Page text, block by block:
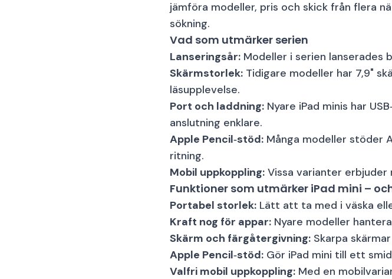
jämföra modeller, pris och skick från flera
sökning.
Vad som utmärker serien
Lanseringsår: Modeller i serien lanserades
Skärmstorlek: Tidigare modeller har 7,9"
läsupplevelse.
Port och laddning: Nyare iPad minis har
anslutning enklare.
Apple Pencil‑stöd: Många modeller stöder
ritning.
Mobil uppkoppling: Vissa varianter erbjuder
Funktioner som utmärker iPad mini –
Portabel storlek: Lätt att ta med i väska
Kraft nog för appar: Nyare modeller
Skärm och färgåtergivning: Skarpa
Apple Pencil‑stöd: Gör iPad mini till ett
Valfri mobil uppkoppling: Med en